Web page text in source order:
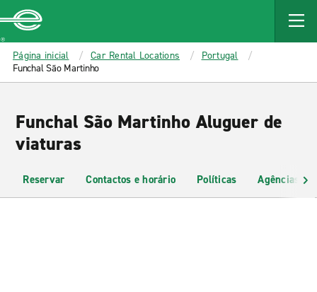
MAIN
CONTENT
Enterprise
Página inicial Car Rental Locations
Portugal
Funchal São Martinho
Funchal São Martinho Aluguer de
viaturas
Reservar Contactos e horário Políticas Agências